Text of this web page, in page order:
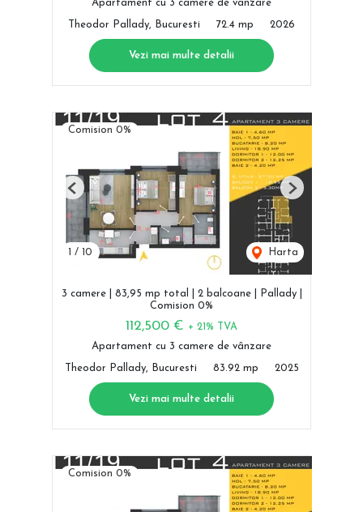
Apartament cu 3 camere de vânzare
Theodor Pallady, Bucuresti 72.4 mp 2026
Vezi mai multe detalii
Comision 0%
1 / 10 Harta
Previous Next
3 camere | 83,95 mp total | 2 balcoane | Pallady |
Comision 0%
112,500 € + 21% TVA
Apartament cu 3 camere de vânzare
Theodor Pallady, Bucuresti 83.92 mp 2025
Vezi mai multe detalii
Comision 0%